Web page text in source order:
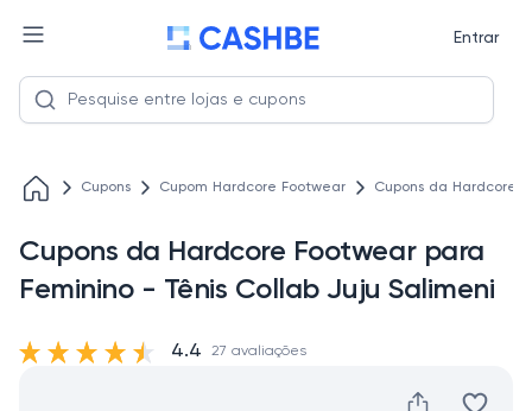
Entrar
Cupons Cupom Hardcore Footwear Cupons da Hardcore
Cupons da Hardcore Footwear para
Feminino - Tênis Collab Juju Salimeni
4.4 27 avaliações